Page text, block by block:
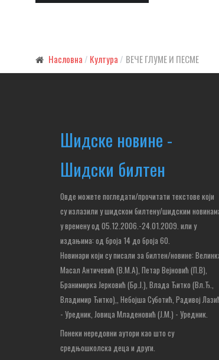
Насловна Култура ВЕЧЕ ГЛУМЕ И ПЕСМЕ
Шидске новине -
Шидски билтен
Овде можете погледати/прочитати текстове који
су излазили у шидском билтену/шидским
у времену од 05.12.2006.-24.01.2009. или у
издањима: од броја 14 до броја 60.
Новинари који су писали за билтен/новине:
Масал Античевић (В.М.А), Петар Вејновић (П.В),
Бранимирка Јерковић (Бр.Ј.), Влада Ђитко (Вл.Ђ.,
Владимир Ђитко), , Небојша Суботић, Радивој
- Уредник, Јовица Младеновић (Ј.М.) - Уредник.
Понеки нередовни аутори као што су
средњошколска деца и други.